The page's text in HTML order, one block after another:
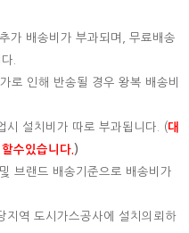
가 배송비가 부과되며, 무료배송
.
로 인해 반송될 경우 왕복 배송비
시 설치비가 따로 부과됩니다. (대
수있습니다. )
브랜드 배송기준으로 배송비가
지역 도시가스공사에 설치의뢰하